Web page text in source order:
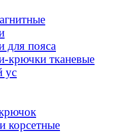
для пояса
крючки тканевые
ус
корсетные